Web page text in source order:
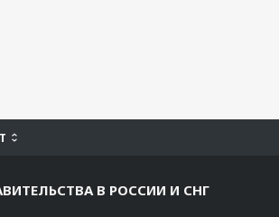
В РОССИИ И СНГ